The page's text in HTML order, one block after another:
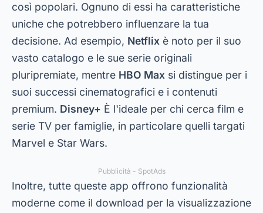
così popolari. Ognuno di essi ha caratteristiche
uniche che potrebbero influenzare la tua
decisione. Ad esempio, Netflix è noto per il suo
vasto catalogo e le sue serie originali
pluripremiate, mentre HBO Max si distingue per i
suoi successi cinematografici e i contenuti
premium. Disney+ È l'ideale per chi cerca film e
serie TV per famiglie, in particolare quelli targati
Marvel e Star Wars.
Pubblicità - SpotAds
Inoltre, tutte queste app offrono funzionalità
moderne come il download per la visualizzazione